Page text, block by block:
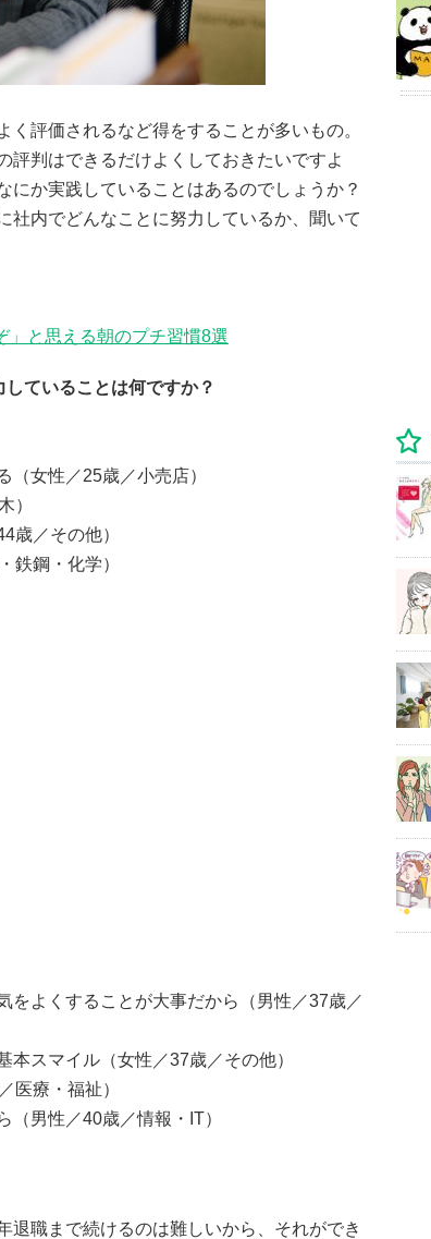
評価されるなど得をすることが多いもの。
評判はできるだけよくしておきたいですよ
か実践していることはあるのでしょうか？
社内でどんなことに努力しているか、聞いて
」と思える朝のプチ習慣8選
ていることは何ですか？
（女性／25歳／小売店）
）
歳／その他）
鉄鋼・化学）
をよくすることが大事だから（男性／37歳／
本スマイル（女性／37歳／その他）
医療・福祉）
（男性／40歳／情報・IT）
退職まで続けるのは難しいから、それができ